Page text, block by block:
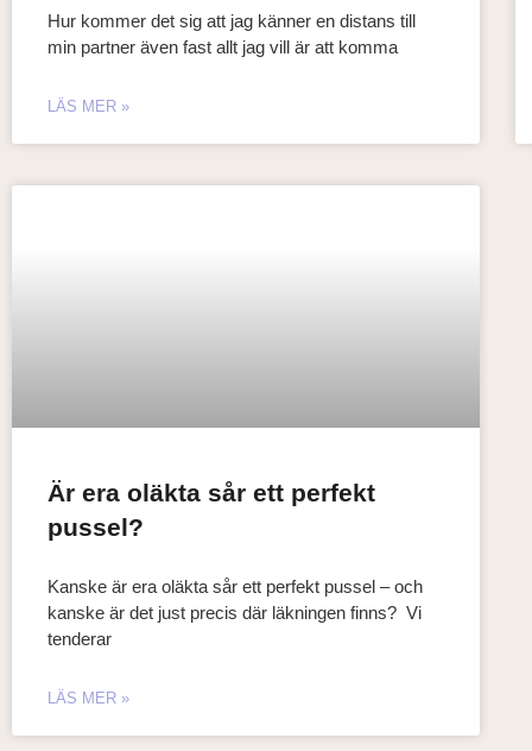
Hur kommer det sig att jag känner en distans till
min partner även fast allt jag vill är att komma
LÄS MER »
Är era oläkta sår ett perfekt
pussel?
Kanske är era oläkta sår ett perfekt pussel – och
kanske är det just precis där läkningen finns? Vi
tenderar
LÄS MER »